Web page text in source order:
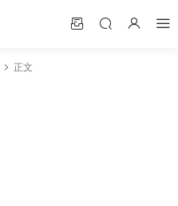
正文